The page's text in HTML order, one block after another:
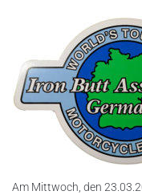
Am Mittwoch, den